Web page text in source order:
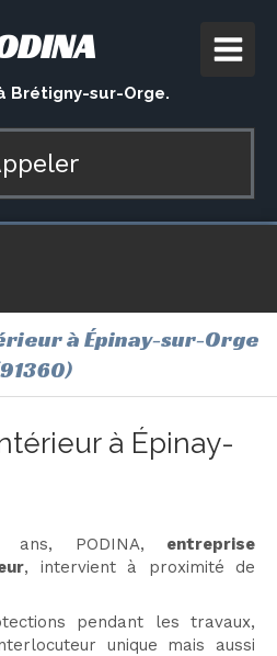
Brétigny-sur-Orge.
à Épinay-sur-Orge
à Épinay-
ans, PODINA, entreprise
, intervient à proximité de
pendant les travaux,
unique mais aussi